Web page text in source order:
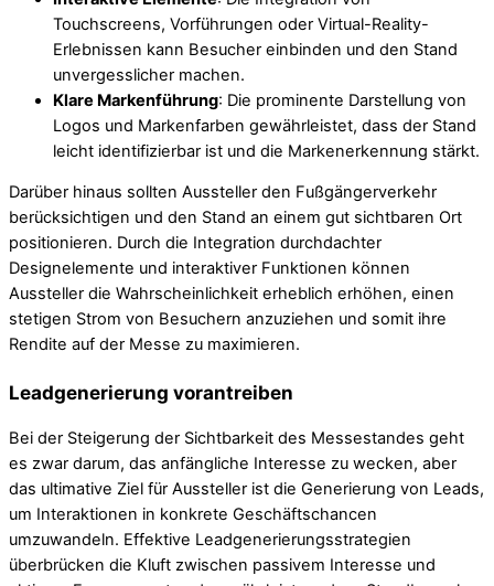
Touchscreens, Vorführungen oder Virtual-Reality-
Erlebnissen kann Besucher einbinden und den Stand
unvergesslicher machen.
Klare Markenführung: Die prominente Darstellung von
Logos und Markenfarben gewährleistet, dass der Stand
leicht identifizierbar ist und die Markenerkennung stärkt.
Darüber hinaus sollten Aussteller den Fußgängerverkehr
berücksichtigen und den Stand an einem gut sichtbaren Ort
positionieren. Durch die Integration durchdachter
Designelemente und interaktiver Funktionen können
Aussteller die Wahrscheinlichkeit erheblich erhöhen, einen
stetigen Strom von Besuchern anzuziehen und somit ihre
Rendite auf der Messe zu maximieren.
Leadgenerierung vorantreiben
Bei der Steigerung der Sichtbarkeit des Messestandes geht
es zwar darum, das anfängliche Interesse zu wecken, aber
das ultimative Ziel für Aussteller ist die Generierung von Leads,
um Interaktionen in konkrete Geschäftschancen
umzuwandeln. Effektive Leadgenerierungsstrategien
überbrücken die Kluft zwischen passivem Interesse und